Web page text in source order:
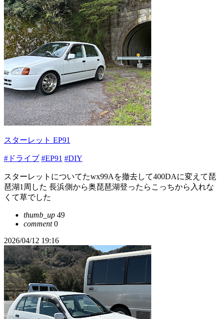
スターレット EP91
#ドライブ #EP91 #DIY
スターレットについてたwx99Aを撤去して400DAに変えて琵
琶湖1周した 長浜側から奥琵琶湖登ったらこっちから入れな
くて草でした
thumb_up 49
comment0
2026/04/12 19:16